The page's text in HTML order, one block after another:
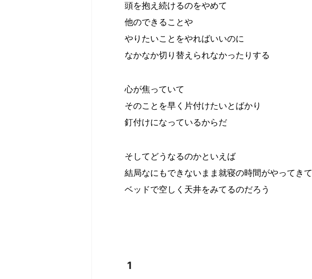
頭を抱え続けるのをやめて
他のできることや
やりたいことをやればいいのに
なかなか切り替えられなかったりする
心が焦っていて
そのことを早く片付けたいとばかり
釘付けになっているからだ
そしてどうなるのかといえば
結局なにもできないまま就寝の時間がやってきて
ベッドで空しく天井をみてるのだろう
1